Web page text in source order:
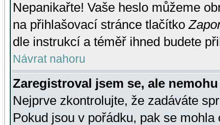
Nepanikařte! Vaše heslo můžeme
na přihlašovací stránce tlačítko
dle instrukcí a téměř ihned budete
Návrat nahoru
Zaregistroval jsem se, ale
Nejprve zkontrolujte, že zadáváte
Pokud jsou v pořádku, pak se